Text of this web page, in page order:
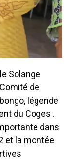
Solange
de
légende
du Coges .
dans
et la montée